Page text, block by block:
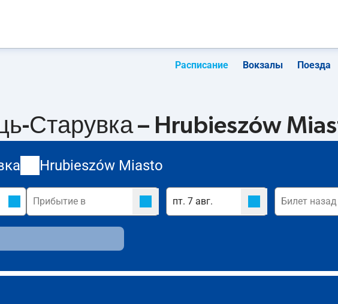
Расписание Вокзалы Поезда
Старувка – Hrubieszów
Hrubieszów Miasto